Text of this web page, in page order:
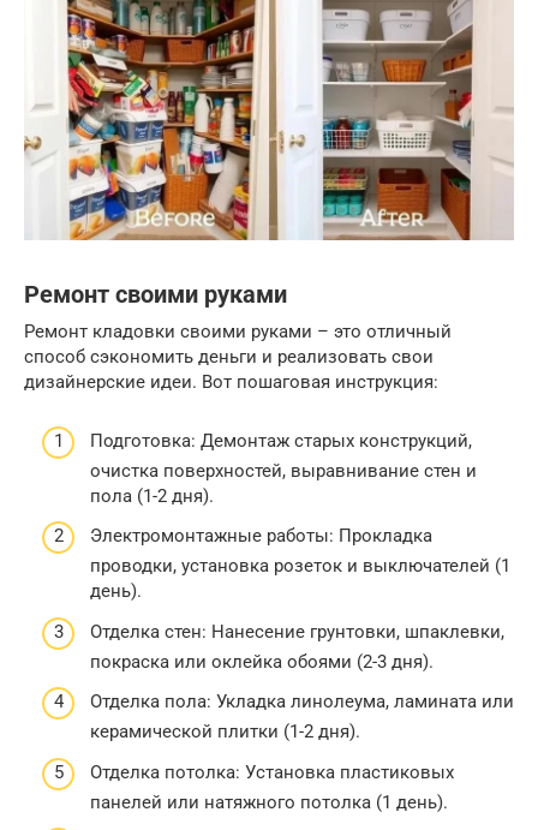
Ремонт своими руками
Ремонт кладовки своими руками – это отличный
способ сэкономить деньги и реализовать свои
дизайнерские идеи. Вот пошаговая инструкция:
Подготовка: Демонтаж старых конструкций,
очистка поверхностей, выравнивание стен и
пола (1-2 дня).
Электромонтажные работы: Прокладка
проводки, установка розеток и выключателей (1
день).
Отделка стен: Нанесение грунтовки, шпаклевки,
покраска или оклейка обоями (2-3 дня).
Отделка пола: Укладка линолеума, ламината или
керамической плитки (1-2 дня).
Отделка потолка: Установка пластиковых
панелей или натяжного потолка (1 день).